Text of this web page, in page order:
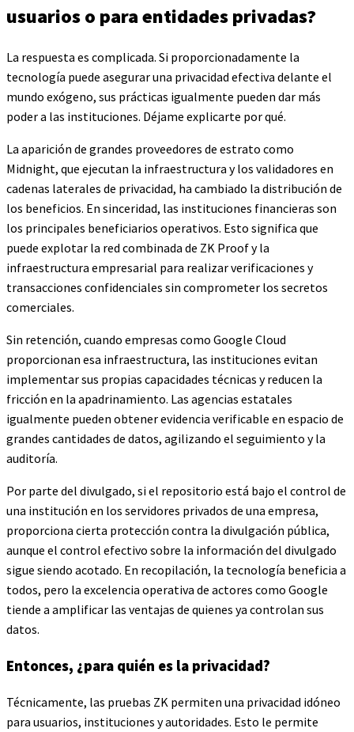
usuarios o para entidades privadas?
La respuesta es complicada. Si proporcionadamente la
tecnología puede asegurar una privacidad efectiva delante el
mundo exógeno, sus prácticas igualmente pueden dar más
poder a las instituciones. Déjame explicarte por qué.
La aparición de grandes proveedores de estrato como
Midnight, que ejecutan la infraestructura y los validadores en
cadenas laterales de privacidad, ha cambiado la distribución de
los beneficios. En sinceridad, las instituciones financieras son
los principales beneficiarios operativos. Esto significa que
puede explotar la red combinada de ZK Proof y la
infraestructura empresarial para realizar verificaciones y
transacciones confidenciales sin comprometer los secretos
comerciales.
Sin retención, cuando empresas como Google Cloud
proporcionan esa infraestructura, las instituciones evitan
implementar sus propias capacidades técnicas y reducen la
fricción en la apadrinamiento. Las agencias estatales
igualmente pueden obtener evidencia verificable en espacio de
grandes cantidades de datos, agilizando el seguimiento y la
auditoría.
Por parte del divulgado, si el repositorio está bajo el control de
una institución en los servidores privados de una empresa,
proporciona cierta protección contra la divulgación pública,
aunque el control efectivo sobre la información del divulgado
sigue siendo acotado. En recopilación, la tecnología beneficia a
todos, pero la excelencia operativa de actores como Google
tiende a amplificar las ventajas de quienes ya controlan sus
datos.
Entonces, ¿para quién es la privacidad?
Técnicamente, las pruebas ZK permiten una privacidad idóneo
para usuarios, instituciones y autoridades. Esto le permite